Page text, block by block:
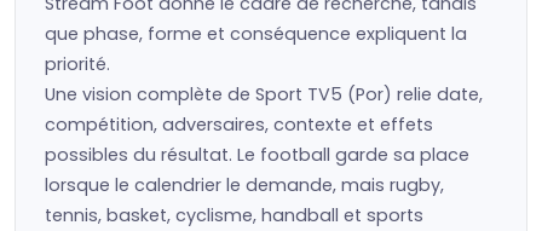
que phase, forme et conséquence expliquent la
priorité.
Une vision complète de Sport TV5 (Por) relie date,
compétition, adversaires, contexte et effets
possibles du résultat. Le football garde sa place
lorsque le calendrier le demande, mais rugby,
tennis, basket, cyclisme, handball et sports